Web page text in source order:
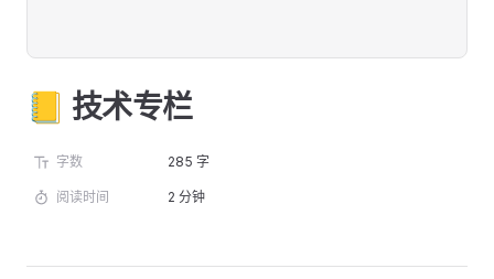
📒 技术专栏
字数 285 字
阅读时间 2 分钟